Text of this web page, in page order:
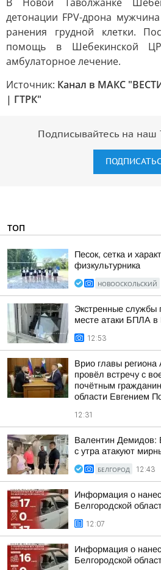
детонации FPV-дрона
ранения грудной клетки.
помощь в Шебекинской
амбулаторное лечение.
Источник: Канал в МАКС
| ГТРК"
Подписывайтесь на наш
ТОП
Песок, сетка и
физкультурника
НОВООСКОЛЬСКИЙ
Экстренные службы
месте атаки БПЛА в
12:53
Врио главы
провёл встречу с
почётным
области Евгением
12:31
Валентин Демидов:
с утра атакуют
БЕЛГОРОД 12:43
Информация о
Белгородской
12:07
Информация о
Белгородской